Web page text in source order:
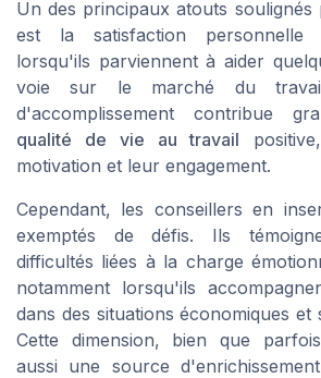
Un des principaux atouts soulignés
est la satisfaction personnelle
lorsqu'ils parviennent à aider
voie sur le marché du
d'accomplissement contribue
qualité de vie au travail
motivation et leur engagement.
Cependant, les conseillers en
exemptés de défis. Ils
difficultés liées à la charge
notamment lorsqu'ils
dans des situations économiques et
Cette dimension, bien que
aussi une source